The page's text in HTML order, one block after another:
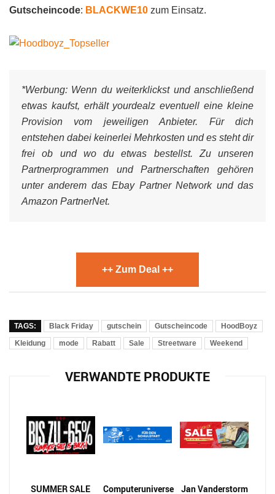
Gutscheincode: BLACKWE10 zum Einsatz.
*Werbung: Wenn du weiterklickst und anschließend
etwas kaufst, erhält yourdealz eventuell eine kleine
Provision vom jeweiligen Anbieter. Für dich
entstehen dabei keinerlei Mehrkosten und es steht dir
frei ob und wo du etwas bestellst. Zu unseren
Partnerprogrammen und Partnerschaften gehören
unter anderem das Ebay Partner Network und das
Amazon PartnerNet.
++ Zum Deal ++
TAGS: Black Friday gutschein Gutscheincode
HoodBoyz
Kleidung
mode Rabatt Sale Streetware Weekend
VERWANDTE PRODUKTE
SUMMER SALE
Computeruniverse
Jan Vanderstorm